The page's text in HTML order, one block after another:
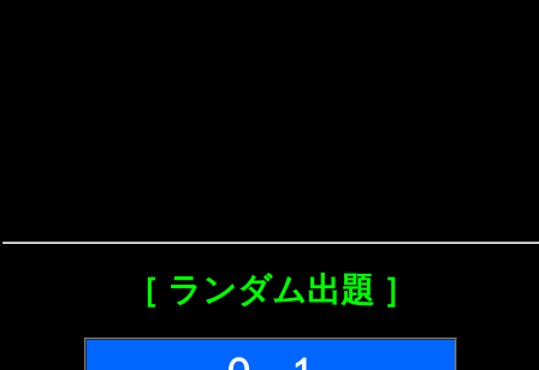
［ ランダム出題 ］